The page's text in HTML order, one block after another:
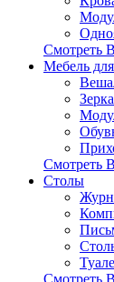
Смотреть
Мебель
Смотреть
Столы
Смотреть